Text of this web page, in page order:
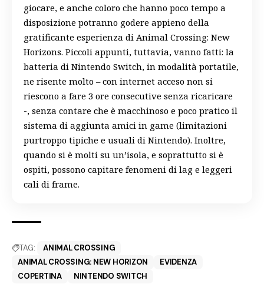
giocare, e anche coloro che hanno poco tempo a
disposizione potranno godere appieno della
gratificante esperienza di Animal Crossing: New
Horizons. Piccoli appunti, tuttavia, vanno fatti: la
batteria di Nintendo Switch, in modalità portatile,
ne risente molto – con internet acceso non si
riescono a fare 3 ore consecutive senza ricaricare
-, senza contare che è macchinoso e poco pratico il
sistema di aggiunta amici in game (limitazioni
purtroppo tipiche e usuali di Nintendo). Inoltre,
quando si è molti su un’isola, e soprattutto si è
ospiti, possono capitare fenomeni di lag e leggeri
cali di frame.
TAG:
ANIMAL CROSSING
ANIMAL CROSSING: NEW HORIZON
EVIDENZA
COPERTINA
NINTENDO SWITCH